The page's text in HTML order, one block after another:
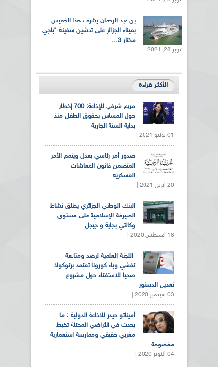
بن عبد الرحمان يشرف هذا الخميس
بميناء الجزائر على تدشين سفينة "باجي
مختار 3...
أكتوبر 28, 2021 |
الأكثر قراءة
مريم شرفي للإذاعة: 700 إخطار
حول المساس بحقوق الطفل منذ
بداية السنة الجارية
01 يونيو 2021 |
صدور أمر رئاسي يعدل ويتمم الأمر
المتضمن قانون المعاشات
العسكرية
20 أبريل 2021 |
البنك الوطني الجزائري يطلق نشاط
الصيرفة الإسلامية على مستوى
وكالتي بجاية و جيجل
18 أغسطس 2020 |
اللجنة العلمية لرصد ومتابعة
تفشي وباء كورونا تعتمد برتوكولا
صحيا للاستفتاء حول مشروع
تعديل الدستور
03 سبتمبر 2020 |
أميناتو حيدر للاذاعة الدولية : ما
يحدث في الأراضي المحتلة تخبط
مغربي حقيقي وممارسة استعمارية
مفضوحة
04 أكتوبر 2020 |